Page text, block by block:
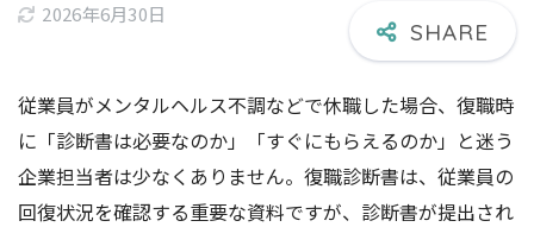
2026年6月30日
従業員がメンタルヘルス不調などで休職した場合、復職時
に「診断書は必要なのか」「すぐにもらえるのか」と迷う
企業担当者は少なくありません。復職診断書は、従業員の
回復状況を確認する重要な資料ですが、診断書が提出され